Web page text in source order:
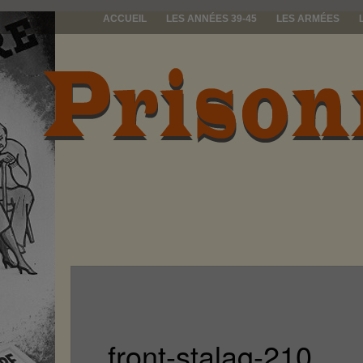
ACCUEIL LES ANNÉES 39-45 LES ARMÉES
prisonniers